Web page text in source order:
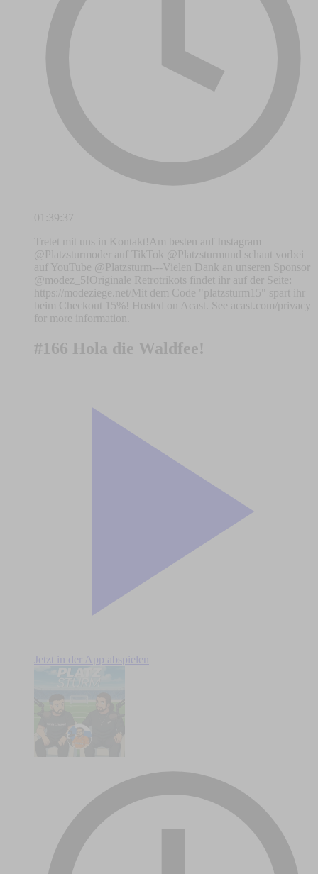
01:39:37
Tretet mit uns in Kontakt!Am besten auf Instagram
@Platzsturmoder auf TikTok @Platzsturmund schaut vorbei
auf YouTube @Platzsturm---Vielen Dank an unseren Sponsor
@modez_5!Originale Retrotrikots findet ihr auf der Seite:
https://modeziege.net/Mit dem Code "platzsturm15" spart ihr
beim Checkout 15%! Hosted on Acast. See acast.com/privacy
for more information.
#166 Hola die Waldfee!
Jetzt in der App abspielen